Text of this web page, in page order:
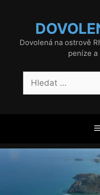
Dovolená na ostrově
peníze a